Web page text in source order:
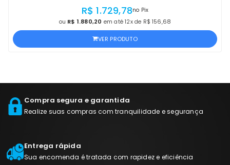
R$ 1.729,78no Pix
ou R$ 1.880,20 em até 12x de R$ 156,68
VER PRODUTO
Compra segura e garantida
Realize suas compras com tranquilidade e segurança
Entrega rápida
Sua encomenda é tratada com rapidez e eficiência